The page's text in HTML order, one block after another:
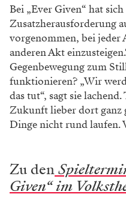
Bei „Ever Given“ hat
Zusatzherausforderung
vorgenommen, bei
anderen Akt
Gegenbewegung zum
funktionieren? „Wir
das tut“, sagt sie
Zukunft lieber dort ganz
Dinge nicht rund laufen.
Zu den
Given“ im